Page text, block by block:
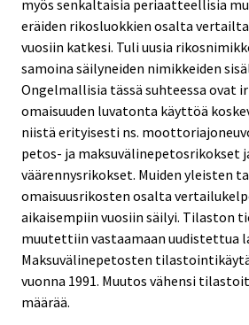
myös senkaltaisia periaatteellisia
eräiden rikosluokkien osalta
vuosiin katkesi. Tuli uusia
samoina säilyneiden nimikkeiden
Ongelmallisia tässä suhteessa ovat
omaisuuden luvatonta käyttöä
niistä erityisesti ns.
petos- ja maksuvälinepetosrikokset
väärennysrikokset. Muiden yleisten
omaisuusrikosten osalta
aikaisempiin vuosiin säilyi. Tilaston
muutettiin vastaamaan uudistettua
Maksuvälinepetosten
vuonna 1991. Muutos vähensi
määrää.